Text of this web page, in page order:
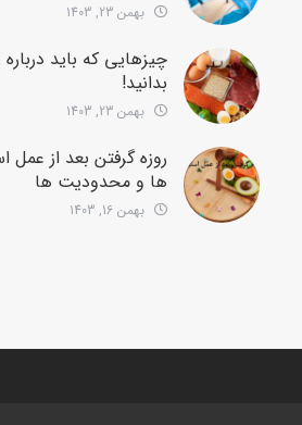
بهمن 23, 1403
چیزهایی که باید
بدانید!
بهمن 23, 1403
روزه گرفتن بعد از عمل
ها و محدودیت ها
بهمن 16, 1403